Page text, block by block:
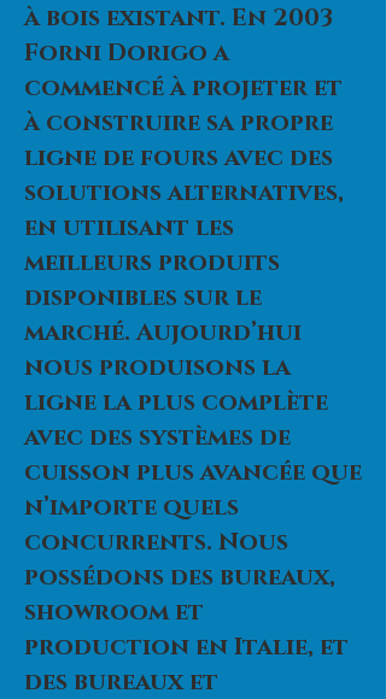
à bois existant. En 2003
Forni Dorigo a
commencé à projeter et
à construire sa propre
ligne de fours avec des
solutions alternatives,
en utilisant les
meilleurs produits
disponibles sur le
marché. Aujourd’hui
nous produisons la
ligne la plus complète
avec des systèmes de
cuisson plus avancée que
n’importe quels
concurrents. Nous
possédons des bureaux,
showroom et
production en Italie, et
des bureaux et